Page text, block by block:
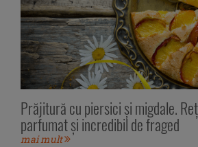
Prăjitură cu piersici și migdale.
parfumat și incredibil de fraged
mai mult